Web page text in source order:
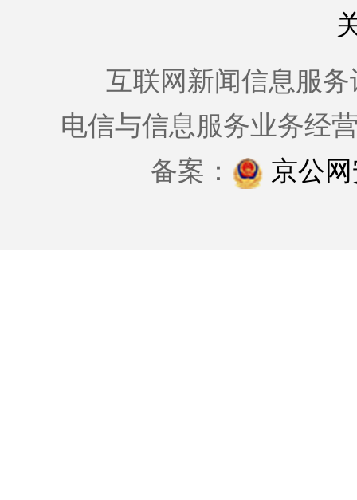
互联网新闻信息服务
电信与信息服务业务经
备案：
京公网